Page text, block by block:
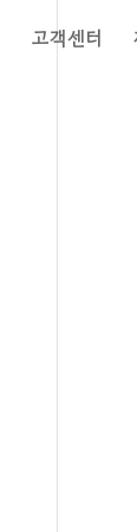
고객센터